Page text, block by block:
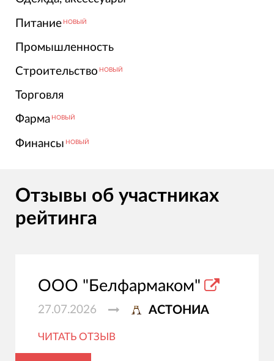
Питание НОВЫЙ
Промышленность
Строительство НОВЫЙ
Торговля
Фарма НОВЫЙ
Финансы НОВЫЙ
Отзывы об участниках
рейтинга
ООО "Белфармаком"
27.07.2026 АСТОНИА
ЧИТАТЬ ОТЗЫВ